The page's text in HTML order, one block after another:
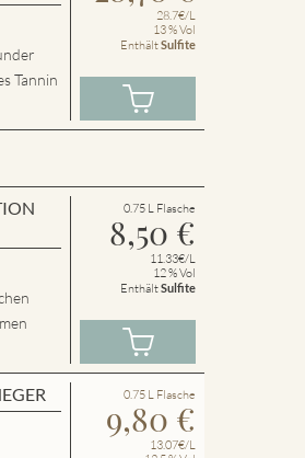
Tannin
28.7€/L
13 % Vol
EnthältSulfite
0.75 L Flasche
8,50 €
11.33€/L
12 % Vol
EnthältSulfite
0.75 L Flasche
9,80 €
13.07€/L